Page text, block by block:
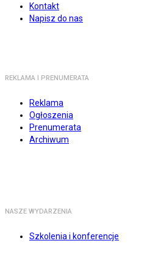
Kontakt
Napisz do nas
REKLAMA I PRENUMERATA
Reklama
Ogłoszenia
Prenumerata
Archiwum
NASZE WYDARZENIA
Szkolenia i konferencje